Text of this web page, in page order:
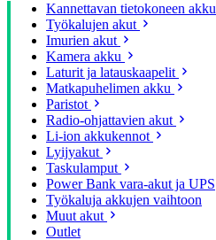
Kannettavan tietokoneen akku
Työkalujen akut
Imurien akut
Kamera akku
Laturit ja latauskaapelit
Matkapuhelimen akku
Paristot
Radio-ohjattavien akut
Li-ion akkukennot
Lyijyakut
Taskulamput
Power Bank vara-akut ja UPS
Työkaluja akkujen vaihtoon
Muut akut
Outlet